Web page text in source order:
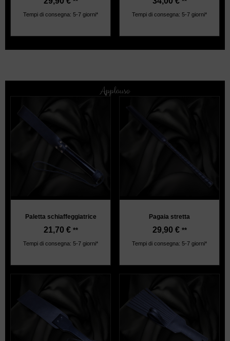
Tempi di consegna: 5-7 giorni* Tempi di consegna: 5-7 giorni*
Applauso
Paletta schiaffeggiatrice
21,70 € **
Tempi di consegna: 5-7 giorni*
Pagaia stretta
29,90 € **
Tempi di consegna: 5-7 giorni*